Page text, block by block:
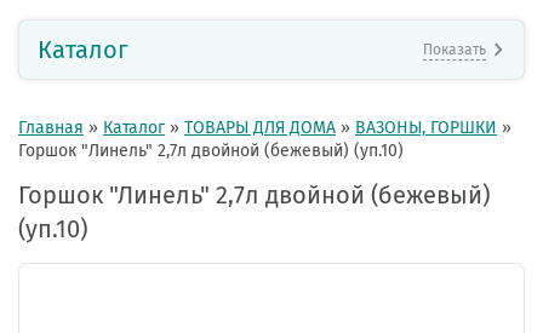
Каталог Показать
Главная » Каталог » ТОВАРЫ ДЛЯ ДОМА » ВАЗОНЫ, ГОРШКИ »
Горшок "Линель" 2,7л двойной (бежевый) (уп.10)
Горшок "Линель" 2,7л двойной (бежевый)
(уп.10)